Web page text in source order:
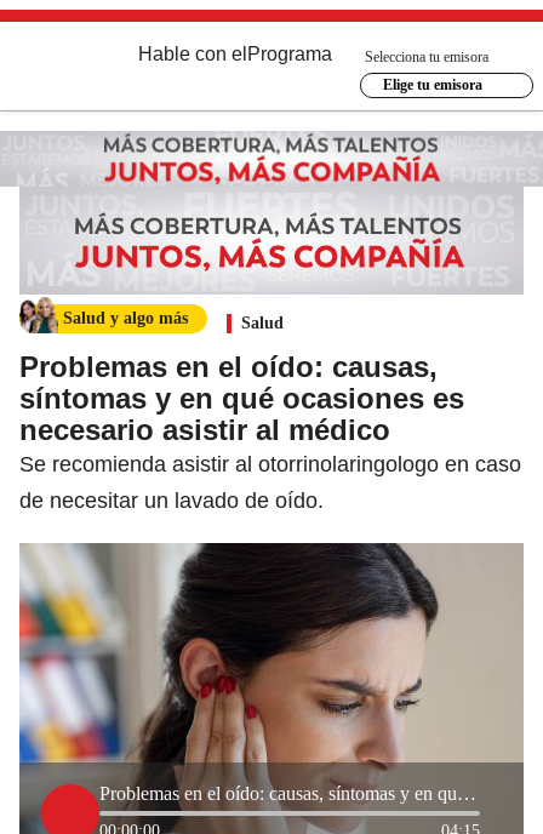
Hable con el Programa
Selecciona tu emisora
Elige tu emisora
Salud y algo más Salud
Problemas en el oído: causas,
síntomas y en qué ocasiones es
necesario asistir al médico
Se recomienda asistir al otorrinolaringologo en caso
de necesitar un lavado de oído.
Problemas en el oído: causas, síntomas y en qué ocasiones es necesario asistir al médico